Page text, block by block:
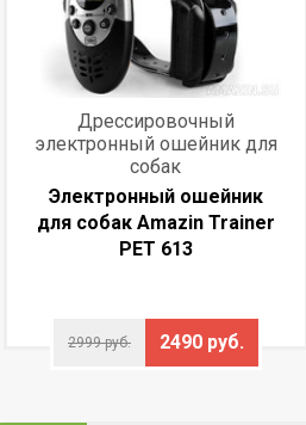
Дрессировочный
электронный ошейник для
собак
Электронный ошейник
для собак Amazin Trainer
PET 613
2999 руб. 2490 руб.